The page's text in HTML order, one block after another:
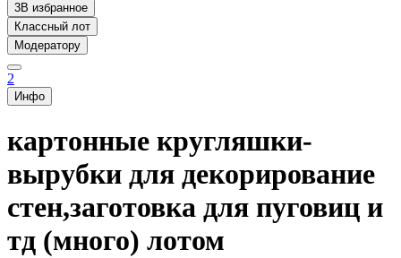
3В избранное
Классный лот
Модератору
2
Инфо
картонные кругляшки-
вырубки для декорирование
стен,заготовка для пуговиц и
тд (много) лотом